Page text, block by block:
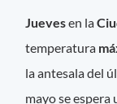
Juevesen la
temperatura
la antesala del
mayo se